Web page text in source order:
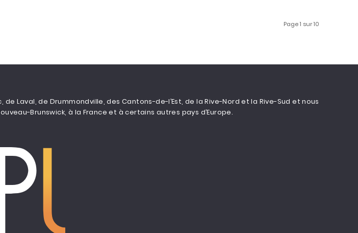
Page 1 sur 10
Laval, de Drummondville, des Cantons-de-l’Est, de la Rive-Nord et la Rive-Sud et nous
Brunswick, à la France et à certains autres pays d’Europe.